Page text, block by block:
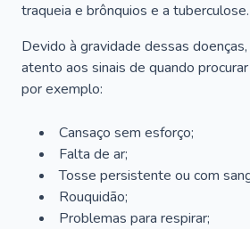
traqueia e brônquios e a tuberculose.
Devido à gravidade dessas
atento aos sinais de quando
por exemplo:
Cansaço sem esforço;
Falta de ar;
Tosse persistente ou com
Rouquidão;
Problemas para respirar;